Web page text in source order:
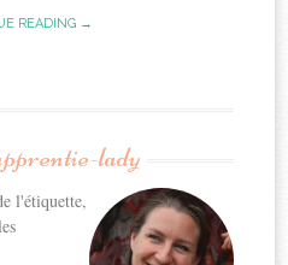
READING →
lady
l'étiquette,